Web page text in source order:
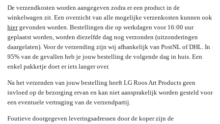
De verzendkosten worden aangegeven zodra er een product in de
winkelwagen zit. Een overzicht van alle mogelijke verzenkosten kunnen ook
hiergevonden worden. Bestellingen die op werkdagen voor 16:00 uur
geplaatst worden, worden diezelfde dag nog verzonden (uitzonderingen
daargelaten). Voor de verzending zijn wij afhankelijk van PostNL of DHL. In
95% van de gevallen heb je jouw bestelling de volgende dag in huis. Een
enkel pakketje doet er iets langer over.
Na het verzenden van jouw bestelling heeft LG Roos Art Products geen
invloed op de bezorging ervan en kan niet aansprakelijk worden gesteld voor
een eventuele vertraging van de verzendpartij.
Foutieve doorgegeven leveringsadressen door de koper zijn de